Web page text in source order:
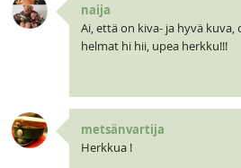
naija
Ai, että on kiva- ja hyvä
helmat hi hii, upea herkku!!!
metsänvartija
Herkkua !